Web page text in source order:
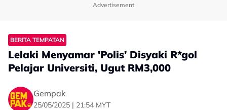
Advertisement
BERITA TEMPATAN
Lelaki Menyamar 'Polis' Disyaki R*gol
Pelajar Universiti, Ugut RM3,000
Gempak
25/05/2025 | 21:54 MYT